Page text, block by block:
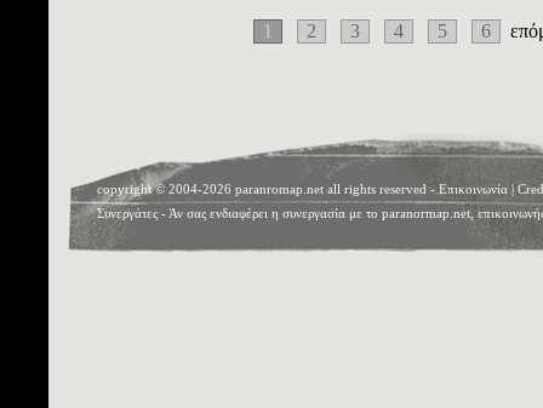
1 2 3 4 5 6
copyright © 2004-2026 paranromap.net all rights reserved - Επικοινωνία |
Συνεργάτες - Άν σας ενδιαφέρει η συνεργασία με το paranormap.net,